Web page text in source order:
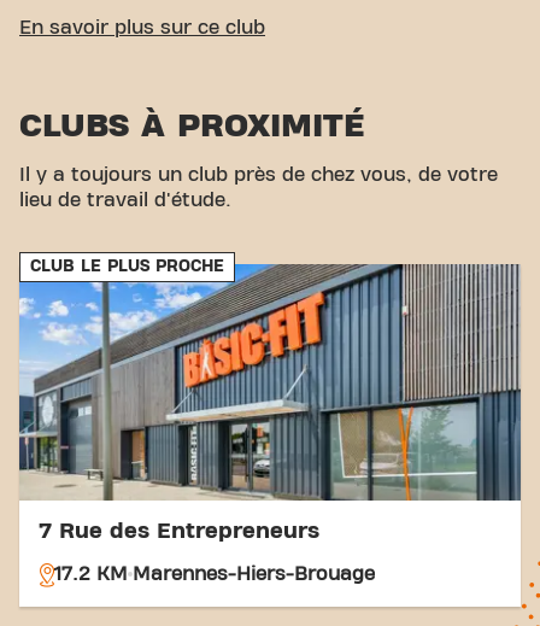
ACCESSIBILITÉ FACILE
transport : Parking :Le parking du club est
Route de la Rochelle et Brouillet sont proches. Avec
notre emplacement central et nos connexions de
Basic-Fit Rochefort-sur-Mer ZAC Petite Grange à
Rochefort-sur-Mer et faites partie de notre
communauté fitness.
En savoir plus sur ce club
CLUBS À PROXIMITÉ
Il y a toujours un club près de chez vous, de votre
lieu de travail d'étude.
CLUB LE PLUS PROCHE
7 Rue des Entrepreneurs
17.2 KM Marennes-Hiers-Brouage